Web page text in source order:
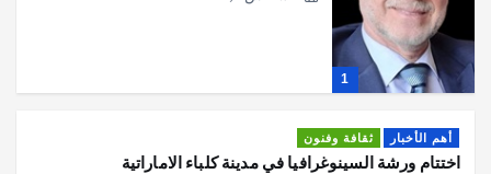
1
أهم الأخبار ثقافة وفنون
اختتام ورشة السينوغرافيا في مدينة كلباء الاماراتية